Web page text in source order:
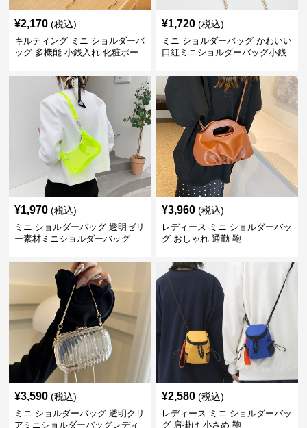
¥2,170 (税込)
キルティング ミニ ショルダーバ
ッグ 多機能 小銭入れ 化粧ポー
¥1,720 (税込)
ミニ ショルダーバッグ かわいい
口紅ミニショルダーバッグ小銭
¥1,970 (税込)
ミニ ショルダーバッグ 透明ゼリ
ー素材ミニショルダーバッグ
¥3,960 (税込)
レディース ミニ ショルダーバッ
グ おしゃれ 通勤 鞄
¥3,590 (税込)
ミニ ショルダーバッグ 透明クリ
アミニショルダーバッグレディ
¥2,580 (税込)
レディース ミニ ショルダーバッ
グ 肩掛け 小さめ 鞄